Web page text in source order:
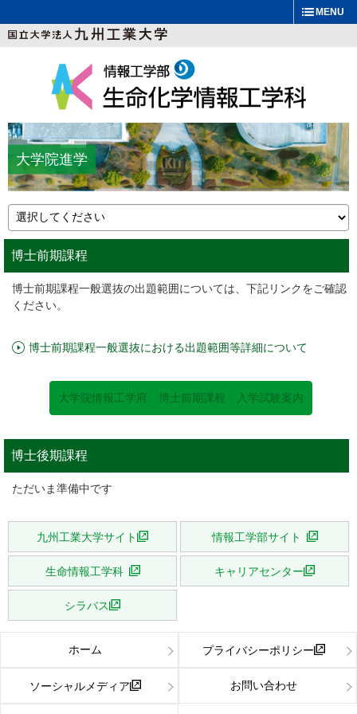
MENU
大学院進学
博士前期課程
博士前期課程一般選抜の出題範囲については、下記リンクをご確認
ください。
博士前期課程一般選抜における出題範囲等詳細について
大学院情報工学府 博士前期課程 入学試験案内
博士後期課程
ただいま準備中です
九州工業大学サイト 情報工学部サイト
生命情報工学科 キャリアセンター
シラバス
ホーム プライバシーポリシー
ソーシャルメディア お問い合わせ